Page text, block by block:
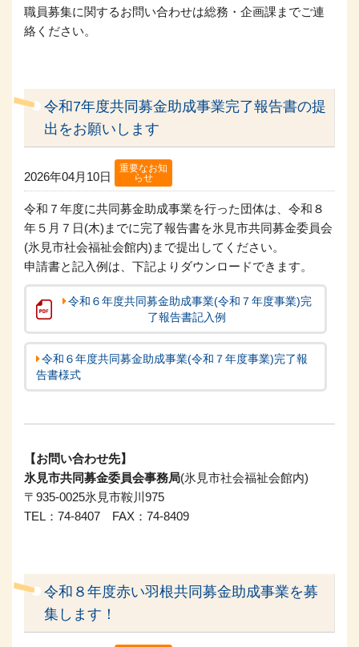
職員募集に関するお問い合わせは総務・企画課までご連
絡ください。
令和7年度共同募金助成事業完了報告書の提
出をお願いします
2026年04月10日
重要なお知
らせ
令和７年度に共同募金助成事業を行った団体は、令和８
年５月７日(木)までに完了報告書を氷見市共同募金委員会
(氷見市社会福祉会館内)まで提出してください。
申請書と記入例は、下記よりダウンロードできます。
令和６年度共同募金助成事業(令和７年度事業)完
了報告書記入例
令和６年度共同募金助成事業(令和７年度事業)完了報
告書様式
【お問い合わせ先】
氷見市共同募金委員会事務局(氷見市社会福祉会館内)
〒935-0025氷見市鞍川975
TEL：74-8407 FAX：74-8409
令和８年度赤い羽根共同募金助成事業を募
集します！